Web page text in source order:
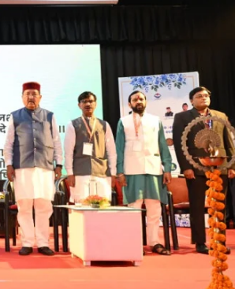
लोग परेशान, पानी का भी संकट
खाली करने को कहा
शोरा मचाने पर चेन छीनकर आरोपित फरार
से होता है निस्तारण